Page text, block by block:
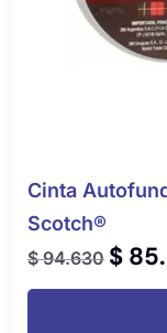
Cinta
Scotch®
$94.630 $